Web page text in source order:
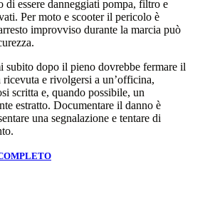
di essere danneggiati pompa, filtro e
Per moto e scooter il pericolo è
improvviso durante la marcia può
subito dopo il pieno dovrebbe fermare il
e rivolgersi a un’officina,
scritta e, quando possibile, un
estratto. Documentare il danno è
una segnalazione e tentare di